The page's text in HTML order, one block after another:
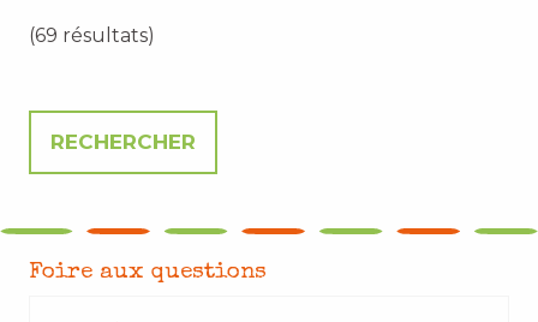
(69 résultats)
Foire aux questions